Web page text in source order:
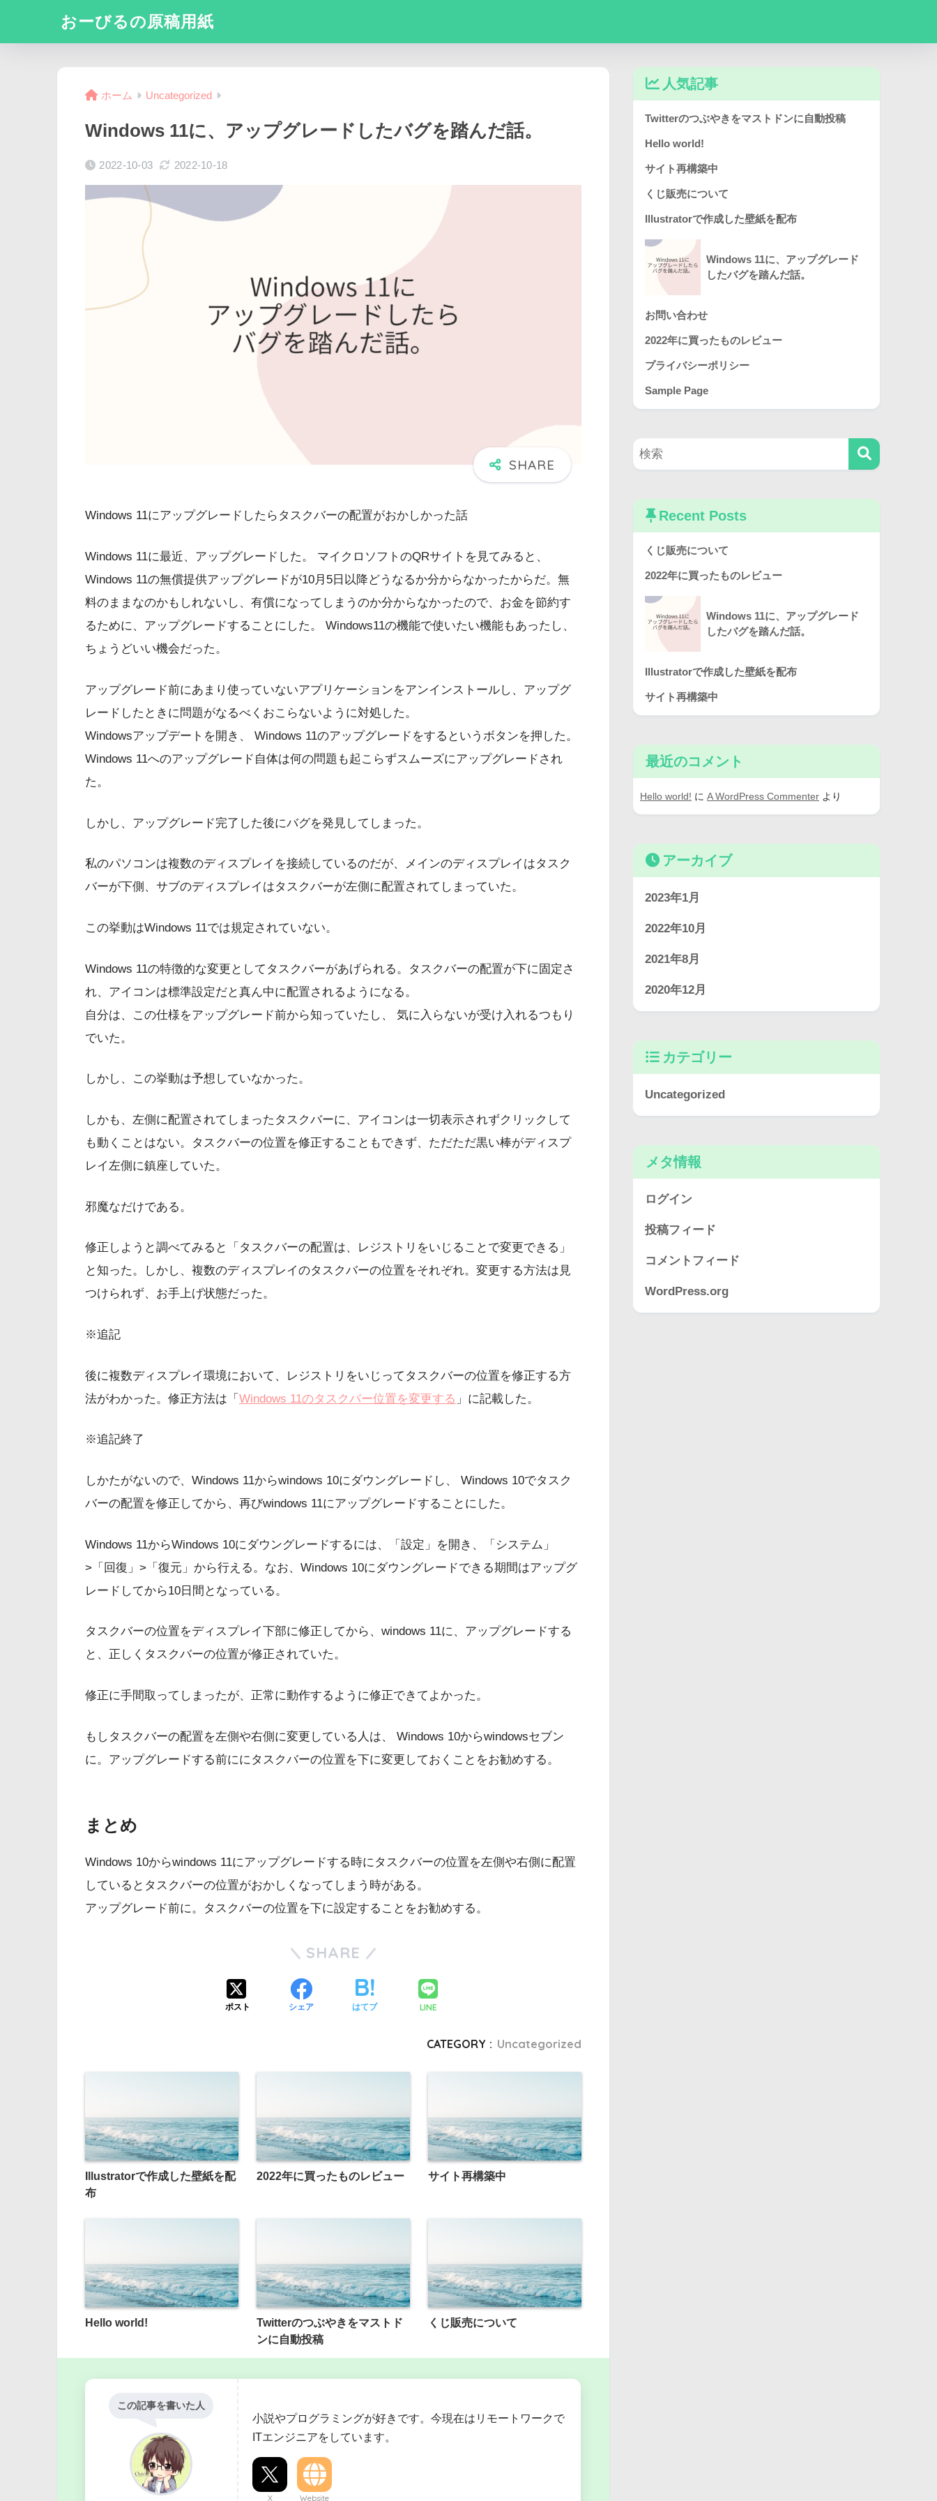
おーびるの原稿用紙
ホーム Uncategorized
Windows 11に、アップグレードしたバグを踏んだ話。
2022-10-03 2022-10-18
Windows 11にアップグレードしたらタスクバーの配置がおかしかった話
Windows 11に最近、アップグレードした。 マイクロソフトのQRサイトを見てみると、
Windows 11の無償提供アップグレードが10月5日以降どうなるか分からなかったからだ。無
料のままなのかもしれないし、有償になってしまうのか分からなかったので、お金を節約す
るために、アップグレードすることにした。 Windows11の機能で使いたい機能もあったし、
ちょうどいい機会だった。
アップグレード前にあまり使っていないアプリケーションをアンインストールし、アップグ
レードしたときに問題がなるべくおこらないように対処した。
Windowsアップデートを開き、 Windows 11のアップグレードをするというボタンを押した。
Windows 11へのアップグレード自体は何の問題も起こらずスムーズにアップグレードされ
た。
しかし、アップグレード完了した後にバグを発見してしまった。
私のパソコンは複数のディスプレイを接続しているのだが、メインのディスプレイはタスク
バーが下側、サブのディスプレイはタスクバーが左側に配置されてしまっていた。
この挙動はWindows 11では規定されていない。
Windows 11の特徴的な変更としてタスクバーがあげられる。タスクバーの配置が下に固定さ
れ、アイコンは標準設定だと真ん中に配置されるようになる。
自分は、この仕様をアップグレード前から知っていたし、 気に入らないが受け入れるつもり
でいた。
しかし、この挙動は予想していなかった。
しかも、左側に配置されてしまったタスクバーに、アイコンは一切表示されずクリックして
も動くことはない。タスクバーの位置を修正することもできず、ただただ黒い棒がディスプ
レイ左側に鎮座していた。
邪魔なだけである。
修正しようと調べてみると「タスクバーの配置は、レジストリをいじることで変更できる」
と知った。しかし、複数のディスプレイのタスクバーの位置をそれぞれ。変更する方法は見
つけられず、お手上げ状態だった。
※追記
後に複数ディスプレイ環境において、レジストリをいじってタスクバーの位置を修正する方
法がわかった。修正方法は「 Windows 11のタスクバー位置を変更する 」に記載した。
※追記終了
しかたがないので、Windows 11からwindows 10にダウングレードし、 Windows 10でタスク
バーの配置を修正してから、再びwindows 11にアップグレードすることにした。
Windows 11からWindows 10にダウングレードするには、「設定」を開き、「システム」
>「回復」>「復元」から行える。なお、Windows 10にダウングレードできる期間はアップグ
レードしてから10日間となっている。
タスクバーの位置をディスプレイ下部に修正してから、windows 11に、アップグレードする
と、正しくタスクバーの位置が修正されていた。
修正に手間取ってしまったが、正常に動作するように修正できてよかった。
もしタスクバーの配置を左側や右側に変更している人は、 Windows 10からwindowsセブン
に。アップグレードする前ににタスクバーの位置を下に変更しておくことをお勧めする。
まとめ
Windows 10からwindows 11にアップグレードする時にタスクバーの位置を左側や右側に配置
しているとタスクバーの位置がおかしくなってしまう時がある。
アップグレード前に。タスクバーの位置を下に設定することをお勧めする。
SHARE
ポスト シェア はてブ LINE
CATEGORY : Uncategorized
Illustratorで作成した壁紙を配
布
2022年に買ったものレビュー サイト再構築中
Hello world!
Twitterのつぶやきをマストド
ンに自動投稿
くじ販売について
この記事を書いた人
小説やプログラミングが好きです。今現在はリモートワークで
ITエンジニアをしています。
X Website
人気記事
Twitterのつぶやきをマストドンに自動投稿
Hello world!
サイト再構築中
くじ販売について
Illustratorで作成した壁紙を配布
Windows 11に、アップグレード
したバグを踏んだ話。
お問い合わせ
2022年に買ったものレビュー
プライバシーポリシー
Sample Page
Recent Posts
くじ販売について
2022年に買ったものレビュー
Windows 11に、アップグレード
したバグを踏んだ話。
Illustratorで作成した壁紙を配布
サイト再構築中
最近のコメント
Hello world! に A WordPress Commenter より
アーカイブ
2023年1月
2022年10月
2021年8月
2020年12月
カテゴリー
Uncategorized
メタ情報
ログイン
投稿フィード
コメントフィード
WordPress.org